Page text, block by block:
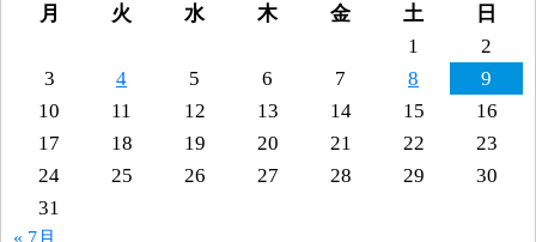
月 火 水 木 金 土
日
1
2
3
4 5 6 7 8
9
10
11 12 13 14 15
16
17
18 19 20 21 22
23
24
25 26 27 28 29
30
31
« 7月